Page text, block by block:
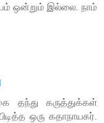
ஒன்றும் இல்லை. நாம்
தந்து கருத்துக்கள்
ஒரு கதாநாயகர்.